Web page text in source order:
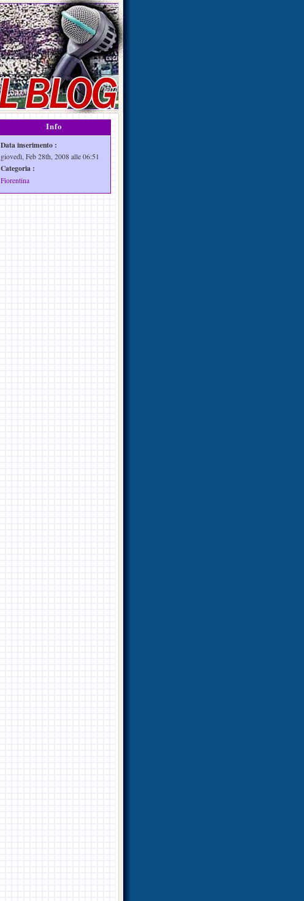
Info
Data inserimento :
giovedì, Feb 28th, 2008 alle 06:51
Categoria :
Fiorentina